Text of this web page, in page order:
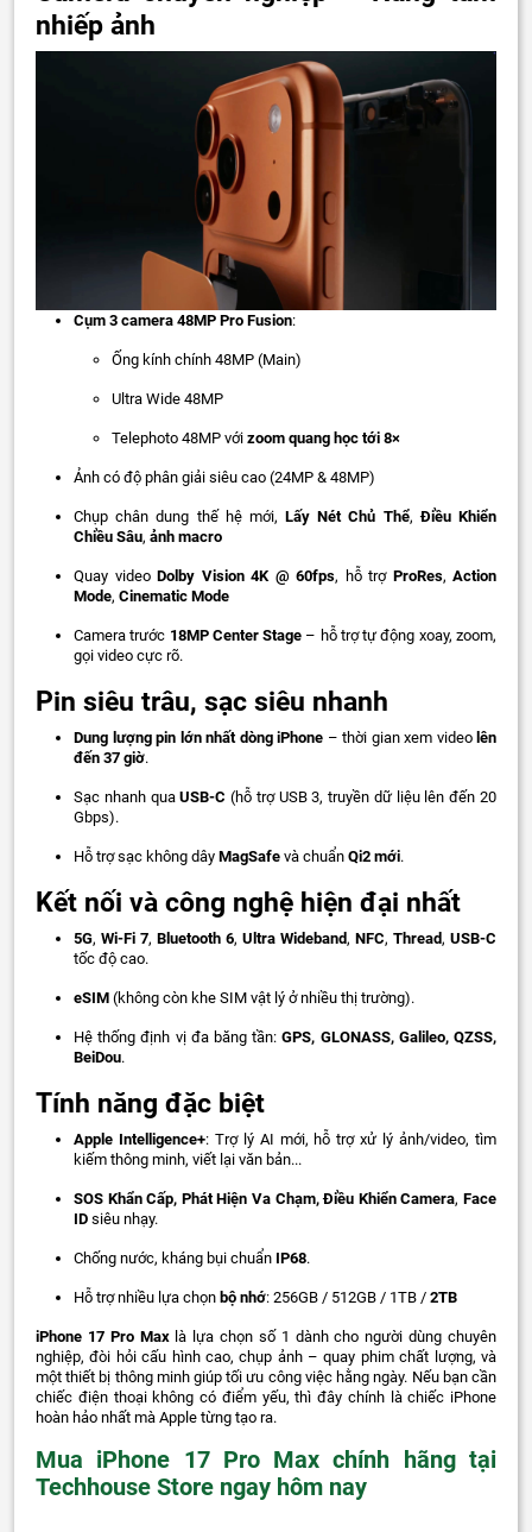
nhiếp ảnh
Cụm 3 camera 48MP Pro Fusion:
Ống kính chính 48MP (Main)
Ultra Wide 48MP
Telephoto 48MP với zoom quang học tới 8×
Ảnh có độ phân giải siêu cao (24MP & 48MP)
Chụp chân dung thế hệ mới,Lấy Nét Chủ Thể,Điều Khiển
Chiều Sâu, ảnh macro
Quay video Dolby Vision 4K @ 60fps, hỗ trợ ProRes, Action
Mode, Cinematic Mode
Camera trước 18MP Center Stage – hỗ trợ tự động xoay, zoom,
gọi video cực rõ.
Pin siêu trâu, sạc siêu nhanh
Dung lượng pin lớn nhất dòng iPhone – thời gian xem video lên
đến 37 giờ.
Sạc nhanh quaUSB-C (hỗ trợ USB 3, truyền dữ liệu lên đến 20
Gbps).
Hỗ trợ sạc không dây MagSafe và chuẩn Qi2 mới.
Kết nối và công nghệ hiện đại nhất
5G, Wi-Fi 7, Bluetooth 6, Ultra Wideband, NFC, Thread, USB-C
tốc độ cao.
eSIM (không còn khe SIM vật lý ở nhiều thị trường).
Hệ thống định vị đa băng tần:GPS, GLONASS, Galileo, QZSS,
BeiDou.
Tính năng đặc biệt
Apple Intelligence+: Trợ lý AI mới, hỗ trợ xử lý ảnh/video, tìm
kiếm thông minh, viết lại văn bản...
SOS Khẩn Cấp, Phát Hiện Va Chạm, Điều Khiển Camera,Face
ID siêu nhạy.
Chống nước, kháng bụi chuẩn IP68.
Hỗ trợ nhiều lựa chọn bộ nhớ: 256GB / 512GB / 1TB / 2TB
iPhone 17 Pro Maxlà lựa chọn số 1 dành cho người dùng chuyên
nghiệp, đòi hỏi cấu hình cao, chụp ảnh – quay phim chất lượng, và
một thiết bị thông minh giúp tối ưu công việc hằng ngày. Nếu bạn cần
chiếc điện thoại không có điểm yếu, thì đây chính là chiếc iPhone
hoàn hảo nhất mà Apple từng tạo ra.
Mua iPhone 17 Pro Max chính hãng tại
Techhouse Store ngay hôm nay